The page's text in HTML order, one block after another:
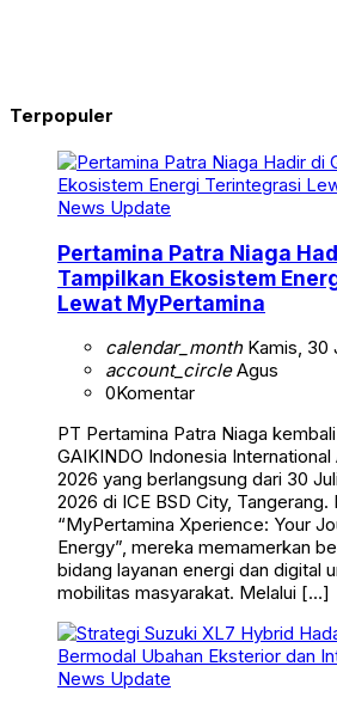
Terpopuler
News Update
Pertamina Patra Niaga
Tampilkan Ekosistem
Lewat MyPertamina
calendar_monthKamis, 30
account_circleAgus
0Komentar
PT Pertamina Patra Niaga
GAIKINDO Indonesia
2026 yang berlangsung dari 30
2026 di ICE BSD City,
“MyPertamina Xperience: Your
Energy”, mereka memamerkan
bidang layanan energi dan digital
mobilitas masyarakat. Melalui […]
News Update